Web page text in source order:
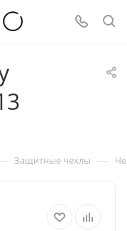
Защитные чехлы —